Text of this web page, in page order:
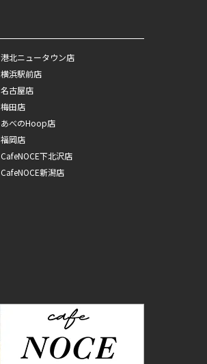
港北ニュータウン店
横浜駅前店
名古屋店
梅田店
あべのHoop店
福岡店
CafeNOCE下北沢店
CafeNOCE新潟店